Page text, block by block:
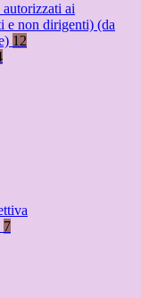
ai
e non dirigenti) (da
12
7